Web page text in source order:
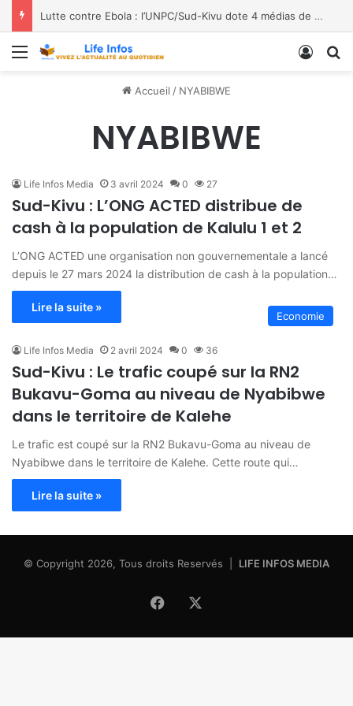
Lutte contre Ebola : l’UNPC/Sud-Kivu dote 4 médias de Bukavu de kits de lavage des mains, les bénéficiaires saluent le geste
Menu
Accueil / NYABIBWE
NYABIBWE
Life Infos Media 3 avril 2024 0 27
Sud-Kivu : L’ONG ACTED distribue de
cash à la population de Kalulu 1 et 2
L’ONG ACTED une organisation non gouvernementale a lancé
depuis le 27 mars 2024 la distribution de cash à la population…
Lire la suite »
Economie
Life Infos Media 2 avril 2024 0 36
Sud-Kivu : Le trafic coupé sur la RN2
Bukavu-Goma au niveau de Nyabibwe
dans le territoire de Kalehe
Le trafic est coupé sur la RN2 Bukavu-Goma au niveau de
Nyabibwe dans le territoire de Kalehe. Cette route qui…
Lire la suite »
© Copyright 2026, Tous droits Reservés | LIFE INFOS MEDIA
Facebook